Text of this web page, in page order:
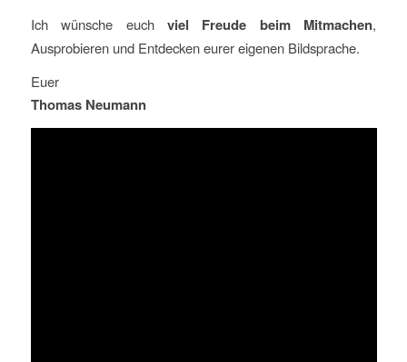
Ich wünsche euch viel Freude beim Mitmachen,
Ausprobieren und Entdecken eurer eigenen Bildsprache.
Euer
Thomas Neumann